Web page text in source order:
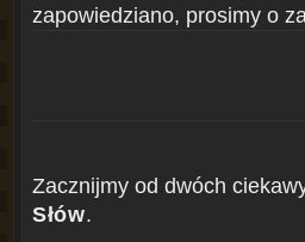
zapowiedziano, prosimy o
Zacznijmy od dwóch
Słów.